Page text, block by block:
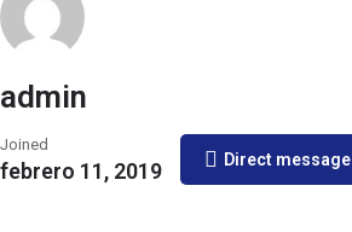
admin
Joined
febrero 11, 2019 Direct message